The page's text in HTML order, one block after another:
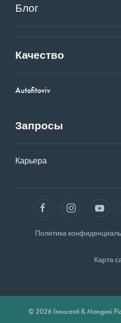
Блог
Качество
Autofitoviv
Запросы
Карьера
Политика
Карта
© 2026 Innocenti & Mangoni